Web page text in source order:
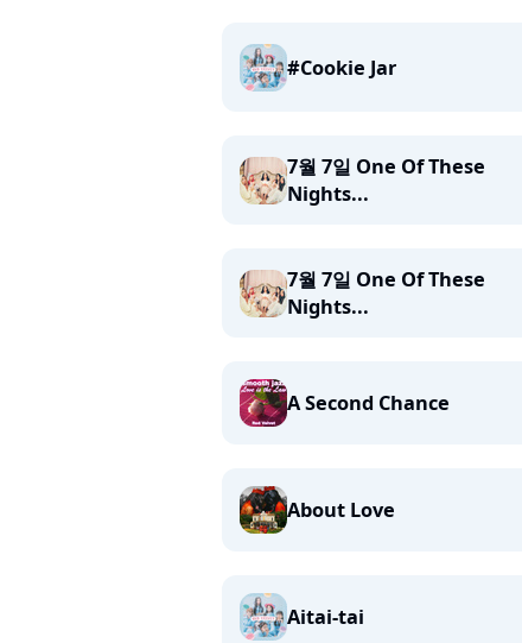
#Cookie Jar
7월 7일 One Of These
Nights...
7월 7일 One Of These
Nights...
A Second Chance
About Love
Aitai-tai